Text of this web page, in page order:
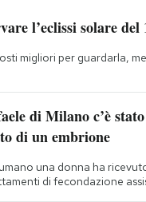
l’eclissi solare
migliori per guardarla,
di Milano c’è
di un embrione
una donna ha
di fecondazione